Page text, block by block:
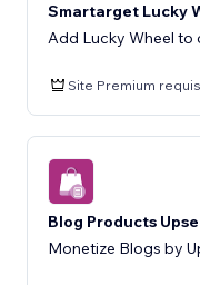
Smartarget Lucky
Add Lucky Wheel to
Site Premium requis
Blog Products
Monetize Blogs by